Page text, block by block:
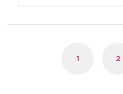
1 2